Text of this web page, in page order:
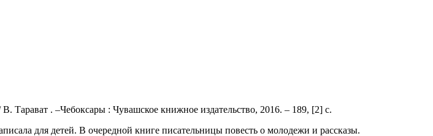
Тарават . –Чебоксары : Чувашское книжное издательство, 2016. – 189, [2] с.
для детей. В очередной книге писательницы повесть о молодежи и рассказы.